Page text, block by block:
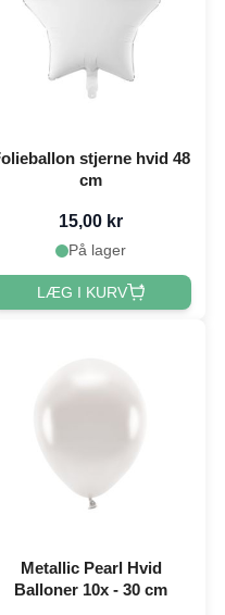
stjerne hvid 48
cm
15,00 kr
På lager
LÆG I KURV
Metallic Pearl Hvid
Balloner 10x - 30 cm